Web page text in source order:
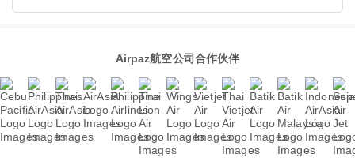
Airpaz航空公司合作伙伴